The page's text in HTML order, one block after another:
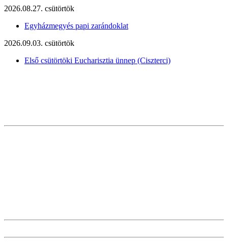
2026.08.27. csütörtök
Egyházmegyés papi zarándoklat
2026.09.03. csütörtök
Első csütörtöki Eucharisztia ünnep (Ciszterci)